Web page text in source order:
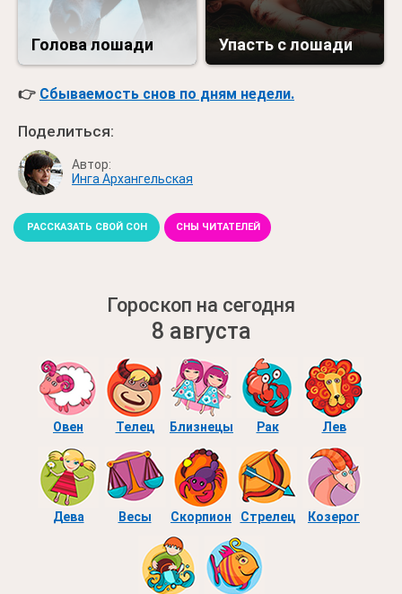
Голова лошади Упасть с лошади
👉 Сбываемость снов по дням недели.
Поделиться:
Автор:
Инга Архангельская
РАССКАЗАТЬ СВОЙ СОН СНЫ ЧИТАТЕЛЕЙ
Гороскоп на сегодня
8 августа
Овен Телец Близнецы Рак Лев
Дева Весы Скорпион Стрелец Козерог